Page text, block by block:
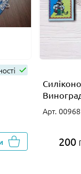
Арт.
200